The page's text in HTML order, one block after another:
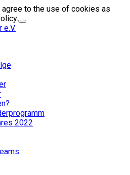
to the use of cookies as
2022